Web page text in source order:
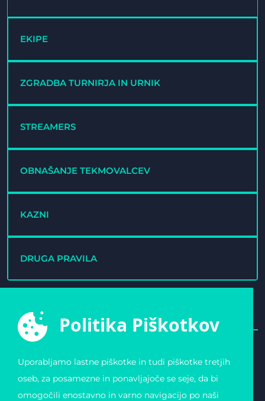
EKIPE
ZGRADBA TURNIRJA IN URNIK
STREAMERS
OBNAŠANJE TEKMOVALCEV
KAZNI
DRUGA PRAVILA
SLOVENIJE
Zvezda 19
podatkov
Politika Piškotkov
Uporabljamo lastne piškotke in tudi piškotke tretjih
oseb, za posamezne in ponavljajoče se seje, da bi
omogočili enostavno in varno navigacijo po naši